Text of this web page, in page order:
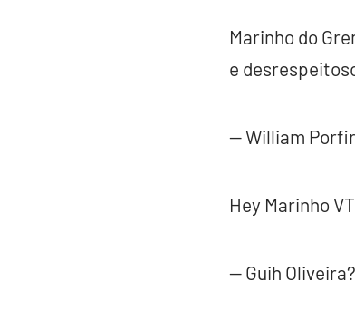
Marinho do
e
— William
Hey Marinho
— Guih